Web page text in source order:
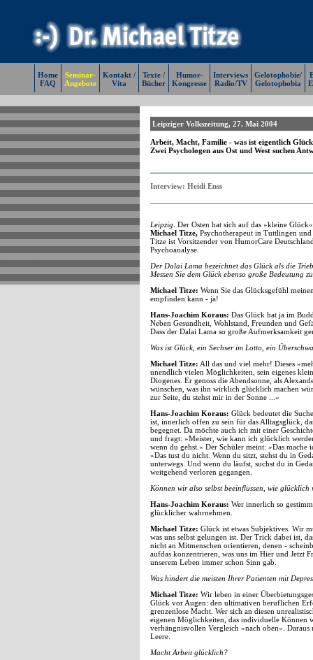
Home
FAQ
Seminar-
Angebote
Kontakt /
Vita
Texte /
Bücher
Humor-
Kongresse
Interviews
Radio/TV
Gelotophobie/
Gelotophobia
Leipziger Volkszeitung, 27. Mai 2004
Arbeit, Macht, Familie - was ist eigentlich
Zwei Psychologen aus Ost und West suchen
Interview: Heidi Enss
Leipzig . Der Osten hat sich auf das »kleine
Michael Titze, Psychotherapeut in Tuttlingen und
Titze ist Vorsitzender von HumorCare
Psychoanalyse.
Der Dalai Lama bezeichnet das Glück als die
Messen Sie dem Glück ebenso große Bedeutung
Michael Titze: Wenn Sie das Glücksgefühl
empfinden kann - ja!
Hans-Joachim Koraus: Das Glück hat ja im
Neben Gesundheit, Wohlstand, Freunden und
Dass der Dalai Lama so große Aufmerksamkeit
Was ist Glück, ein Sechser im Lotto, ein
Michael Titze: All das und viel mehr! Dieses
unendlich vielen Möglichkeiten, sein eigenes
Diogenes. Er genoss die Abendsonne, als
wünschen, was ihn wirklich glücklich machen
zur Seite, du stehst mir in der Sonne ...«
Hans-Joachim Koraus: Glück bedeutet die
ist, innerlich offen zu sein für das Alltagsglück,
begegnet. Da möchte auch ich mit einer
und fragt: »Meister, wie kann ich glücklich
wenn du gehst.« Der Schüler meint: »Das mache
»Das tust du nicht. Wenn du sitzt, stehst du in
unterwegs. Und wenn du läufst, suchst du in
weitgehend verloren gegangen.
Können wir also selbst beeinflussen, wie glücklich
Hans-Joachim Koraus: Wer innerlich so
glücklicher wahrnehmen.
Michael Titze: Glück ist etwas Subjektives. Wir
was uns selbst gelungen ist. Der Trick dabei ist,
nicht an Mitmenschen orientieren, denen -
aufdas konzentrieren, was uns im Hier und Jetzt
unserem Leben immer schon Sinn gab.
Was hindert die meisten Ihrer Patienten mit
Michael Titze: Wir leben in einer
Glück vor Augen: den ultimativen beruflichen
grenzenlose Macht. Wer sich an diesen
eigenen Möglichkeiten, das individuelle Können
verhängnisvollen Vergleich »nach oben«.
Leere.
Macht Arbeit glücklich?